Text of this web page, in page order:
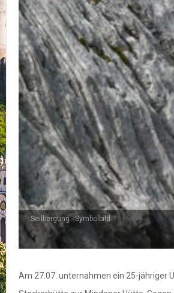
Seilbergung - Symbolbild
Am 27.07. unternahmen ein 25-jähriger